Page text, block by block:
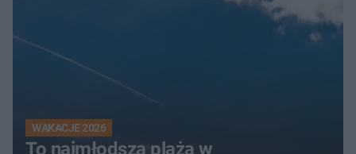
WAKACJE 2026
To najmłodsza plaża w